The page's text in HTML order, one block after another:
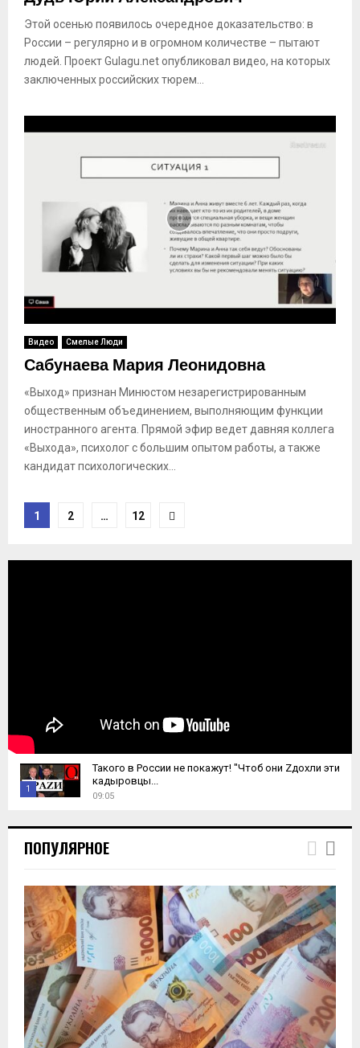
Этой осенью появилось очередное доказательство: в
России – регулярно и в огромном количестве – пытают
людей. Проект Gulagu.net опубликовал видео, на которых
заключенных российских тюрем...
Видео Смелые Люди
Сабунаева Мария Леонидовна
«Выход» признан Минюстом незарегистрированным
общественным объединением, выполняющим функции
иностранного агента. Прямой эфир ведет давняя коллега
«Выхода», психолог с большим опытом работы, а также
кандидат психологических...
Пагинация
1 2 … 12
1
h
u
a
y
u
Такого в России не покажут! "Чтоб они Zдохли эти
кадыровцы...
09:05
ПОПУЛЯРНОЕ